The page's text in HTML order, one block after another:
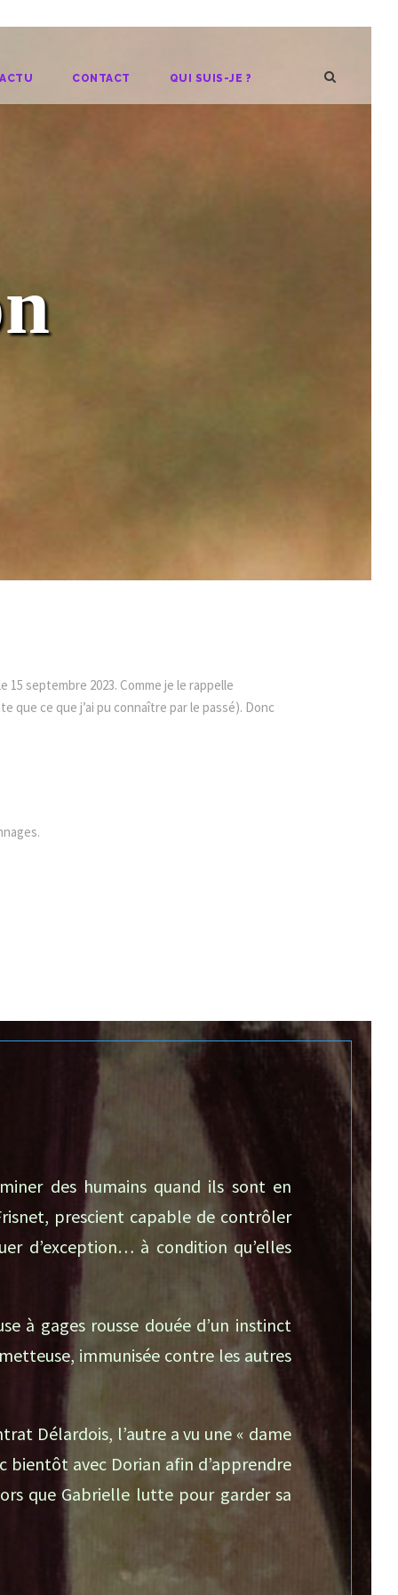
ACTU CONTACT QUI SUIS-JE ?
septembre 2023. Comme je le rappelle
ce que j’ai pu connaître par le passé). Donc
des humains quand ils sont en
prescient capable de contrôler
d’exception… à condition qu’elles
à gages rousse douée d’un instinct
immunisée contre les autres
Délardois, l’autre a vu une « dame
bientôt avec Dorian afin d’apprendre
que Gabrielle lutte pour garder sa